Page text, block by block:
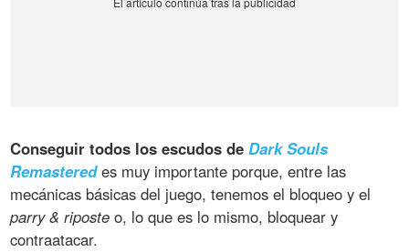
Conseguir todos los escudos deDark Souls
Remasteredes muy importante porque, entre las
mecánicas básicas del juego, tenemos el bloqueo y el
parry & riposte o, lo que es lo mismo, bloquear y
contraatacar.